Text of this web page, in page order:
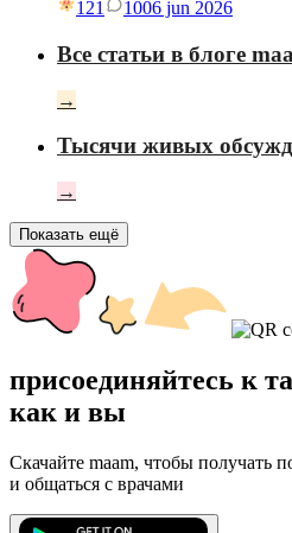
121 1006 jun 2026
Все статьи в блоге
→
Тысячи живых
→
Показать ещё
присоединяйтесь к
как и вы
Скачайте maam, чтобы получать
и общаться с врачами